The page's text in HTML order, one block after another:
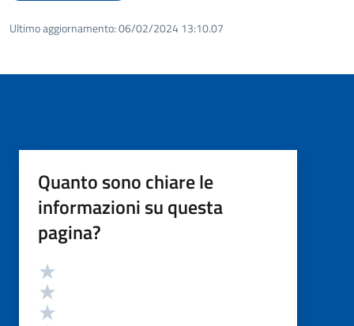
Ultimo aggiornamento:06/02/2024 13:10.07
Quanto sono chiare le
informazioni su questa
pagina?
Valutazione